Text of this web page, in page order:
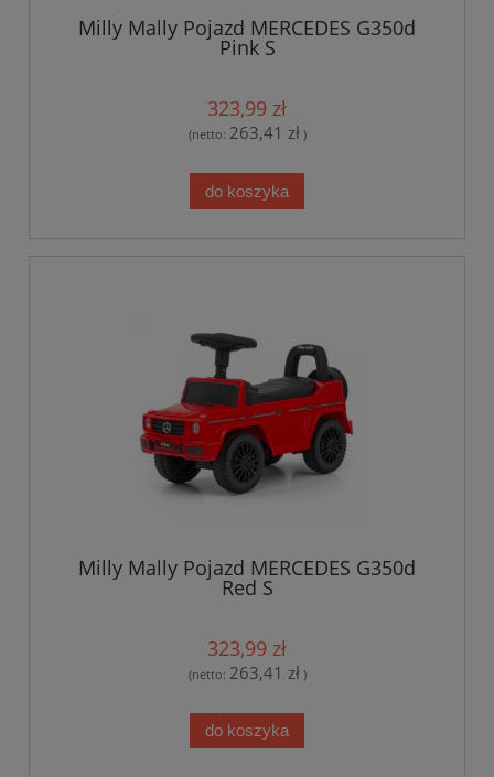
Milly Mally Pojazd MERCEDES G350d
Pink S
323,99 zł
(netto: 263,41 zł)
do koszyka
Milly Mally Pojazd MERCEDES G350d
Red S
323,99 zł
(netto: 263,41 zł)
do koszyka